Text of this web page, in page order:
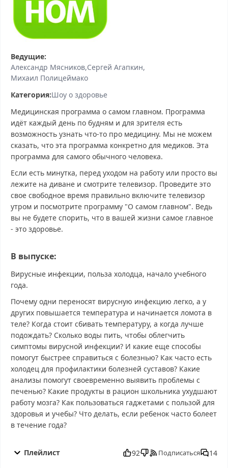
Ведущие:
Александр Мясников Сергей Агапкин
Михаил Полицеймако
Категория:Шоу о здоровье
Медицинская программа о самом главном. Программа
идёт каждый день по будням и для зрителя есть
возможность узнать что-то про медицину. Мы не можем
сказать, что эта программа конкретно для медиков. Эта
программа для самого обычного человека.
Если есть минутка, перед уходом на работу или просто вы
лежите на диване и смотрите телевизор. Проведите это
свое свободное время правильно включите телевизор
утром и посмотрите программу "О самом главном". Ведь
вы не будете спорить, что в вашей жизни самое главное
- это здоровье.
В выпуске:
Вирусные инфекции, польза холодца, начало учебного
года.
Почему одни переносят вирусную инфекцию легко, а у
других повышается температура и начинается ломота в
теле? Когда стоит сбивать температуру, а когда лучше
подождать? Сколько воды пить, чтобы облегчить
симптомы вирусной инфекции? И какие еще способы
помогут быстрее справиться с болезнью? Как часто есть
холодец для профилактики болезней суставов? Какие
анализы помогут своевременно выявить проблемы с
печенью? Какие продукты в рацион школьника ухудшают
работу мозга? Как пользоваться гаджетами с пользой для
здоровья и учебы? Что делать, если ребенок часто болеет
в течение года?
О самом главном от 01.09.2025 смотреть онлайн, О самом
Плейлист 92 Подписаться 14